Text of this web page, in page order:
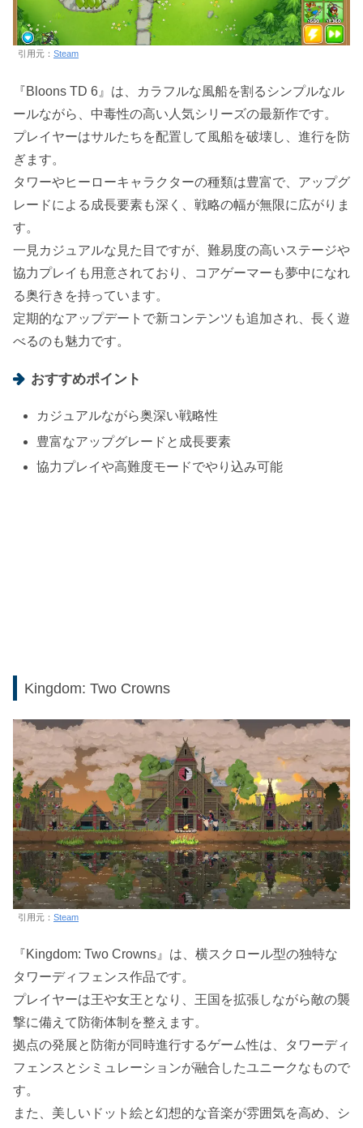
引用元： Steam
『Bloons TD 6』は、カラフルな風船を割るシンプルなル
ールながら、中毒性の高い人気シリーズの最新作です。
プレイヤーはサルたちを配置して風船を破壊し、進行を防
ぎます。
タワーやヒーローキャラクターの種類は豊富で、アップグ
レードによる成長要素も深く、戦略の幅が無限に広がりま
す。
一見カジュアルな見た目ですが、難易度の高いステージや
協力プレイも用意されており、コアゲーマーも夢中になれ
る奥行きを持っています。
定期的なアップデートで新コンテンツも追加され、長く遊
べるのも魅力です。
おすすめポイント
カジュアルながら奥深い戦略性
豊富なアップグレードと成長要素
協力プレイや高難度モードでやり込み可能
Kingdom: Two Crowns
引用元： Steam
『Kingdom: Two Crowns』は、横スクロール型の独特な
タワーディフェンス作品です。
プレイヤーは王や女王となり、王国を拡張しながら敵の襲
撃に備えて防衛体制を整えます。
拠点の発展と防衛が同時進行するゲーム性は、タワーディ
フェンスとシミュレーションが融合したユニークなもので
す。
また、美しいドット絵と幻想的な音楽が雰囲気を高め、シ